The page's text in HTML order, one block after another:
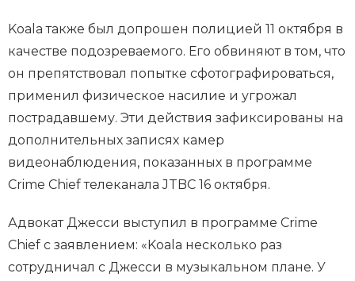
Koala также был допрошен полицией 11 октября в
качестве подозреваемого. Его обвиняют в том, что
он препятствовал попытке сфотографироваться,
применил физическое насилие и угрожал
пострадавшему. Эти действия зафиксированы на
дополнительных записях камер
видеонаблюдения, показанных в программе
Crime Chief телеканала JTBC 16 октября.
Адвокат Джесси выступил в программе Crime
Chief с заявлением: «Koala несколько раз
сотрудничал с Джесси в музыкальном плане. У